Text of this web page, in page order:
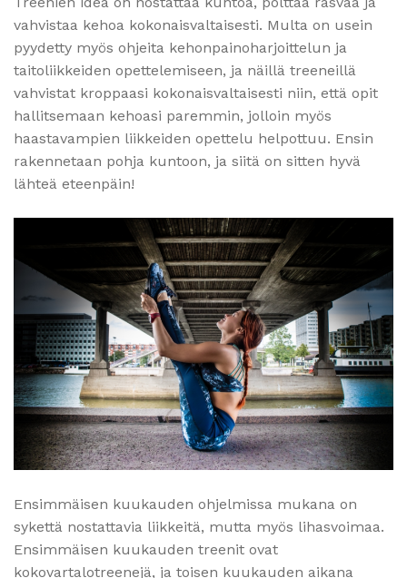
vahvistaa kehoa kokonaisvaltaisesti. Multa on usein
pyydetty myös ohjeita kehonpainoharjoittelun ja
taitoliikkeiden opettelemiseen, ja näillä treeneillä
vahvistat kroppaasi kokonaisvaltaisesti niin, että opit
hallitsemaan kehoasi paremmin, jolloin myös
haastavampien liikkeiden opettelu helpottuu. Ensin
rakennetaan pohja kuntoon, ja siitä on sitten hyvä
lähteä eteenpäin!
Ensimmäisen kuukauden ohjelmissa mukana on
sykettä nostattavia liikkeitä, mutta myös lihasvoimaa.
Ensimmäisen kuukauden treenit ovat
kokovartalotreenejä, ja toisen kuukauden aikana